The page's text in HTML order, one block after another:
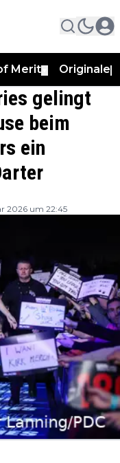
Merit Originale
gelingt
beim
ein
2026 um 22:45